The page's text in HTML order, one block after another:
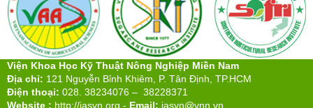
Viện Khoa Học Kỹ Thuật Nông Nghiệp Miền Nam
Địa chỉ: 121 Nguyễn Bỉnh Khiêm, P. Tân Định, TP.HCM
Điện thoại: 028. 38234076 – 38228371
Website : http://iasvn.org - Email: iasvn@vnn.vn